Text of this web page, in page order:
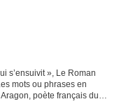
s’ensuivit », Le Roman
mots ou phrases en
poète français du